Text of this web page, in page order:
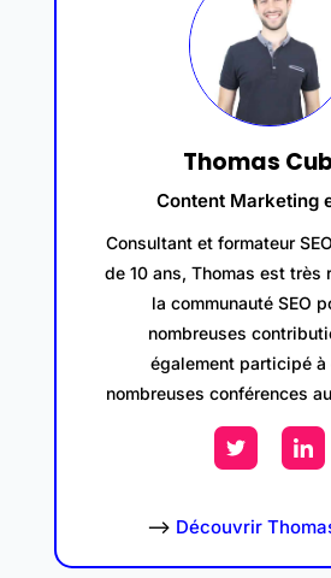
Thomas
Content Marketing
Consultant et formateur
de 10 ans, Thomas est très
la communauté SEO
nombreuses
également participé à
nombreuses conférences
–> Découvrir